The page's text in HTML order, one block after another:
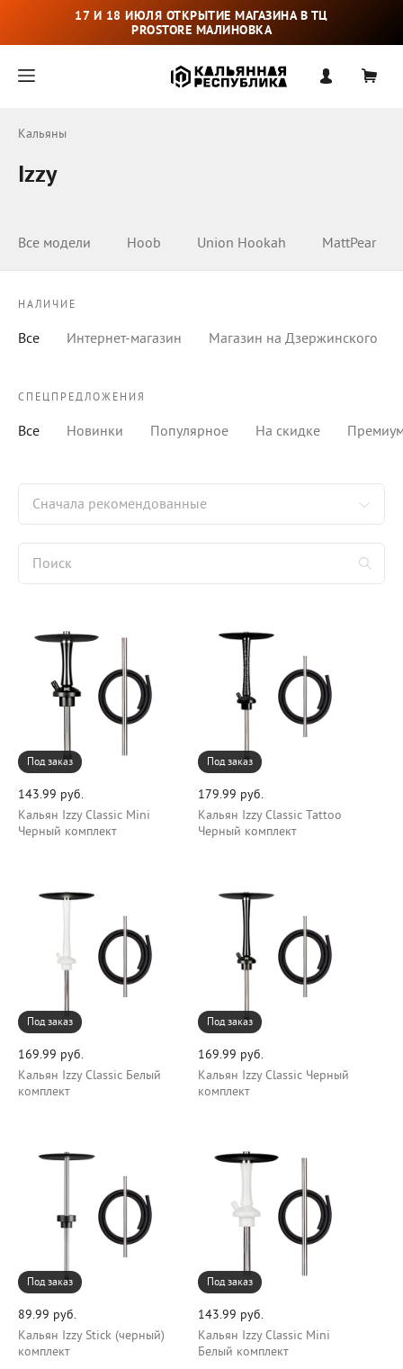
17 И 18 ИЮЛЯ ОТКРЫТИЕ МАГАЗИНА В ТЦ
PROSTORE МАЛИНОВКА
Кальяны
Izzy
Все модели Hoob Union Hookah MattPear
НАЛИЧИЕ
Все Интернет-магазин Магазин на Дзержинского
СПЕЦПРЕДЛОЖЕНИЯ
Все Новинки Популярное На скидке
Сначала рекомендованные
Под заказ
143.99 руб.
Кальян Izzy Classic Mini
Черный комплект
Под заказ
179.99 руб.
Кальян Izzy Classic Tattoo
Черный комплект
Под заказ
169.99 руб.
Кальян Izzy Classic Белый
комплект
Под заказ
169.99 руб.
Кальян Izzy Classic Черный
комплект
Под заказ
89.99 руб.
Кальян Izzy Stick (черный)
комплект
Под заказ
143.99 руб.
Кальян Izzy Classic Mini
Белый комплект